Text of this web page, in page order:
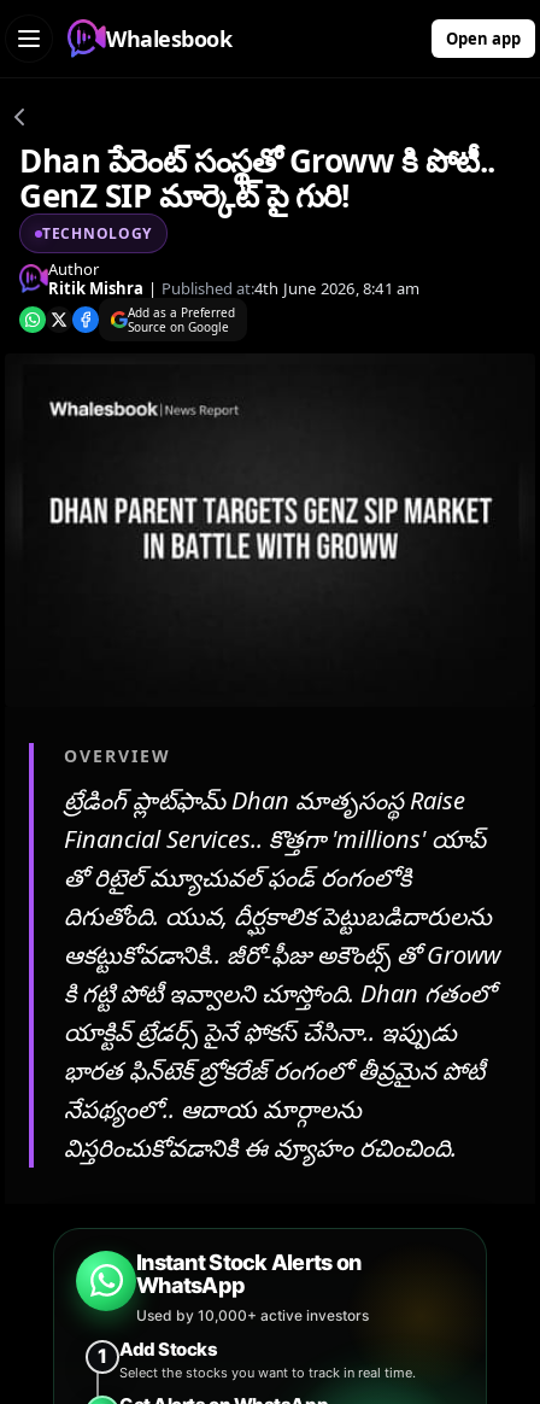
Whalesbook Open app
Dhan పేరెంట్ సంస్థతో Groww కి పోటీ..
GenZ SIP మార్కెట్ పై గురి!
TECHNOLOGY
Author
Ritik Mishra | Published at:4th June 2026, 8:41 am
Add as a Preferred
Source on Google
OVERVIEW
ట్రేడింగ్ ప్లాట్‌ఫామ్ Dhan మాతృసంస్థ Raise
Financial Services.. కొత్తగా 'millions' యాప్
తో రిటైల్ మ్యూచువల్ ఫండ్ రంగంలోకి
దిగుతోంది. యువ, దీర్ఘకాలిక పెట్టుబడిదారులను
ఆకట్టుకోవడానికి.. జీరో-ఫీజు అకౌంట్స్ తో Groww
కి గట్టి పోటీ ఇవ్వాలని చూస్తోంది. Dhan గతంలో
యాక్టివ్ ట్రేడర్స్ పైనే ఫోకస్ చేసినా.. ఇప్పుడు
భారత ఫిన్‌టెక్ బ్రోకరేజ్ రంగంలో తీవ్రమైన పోటీ
నేపథ్యంలో.. ఆదాయ మార్గాలను
విస్తరించుకోవడానికి ఈ వ్యూహం రచించింది.
Instant Stock Alerts on
WhatsApp
Used by 10,000+ active investors
1 Add Stocks
Select the stocks you want to track in real time.